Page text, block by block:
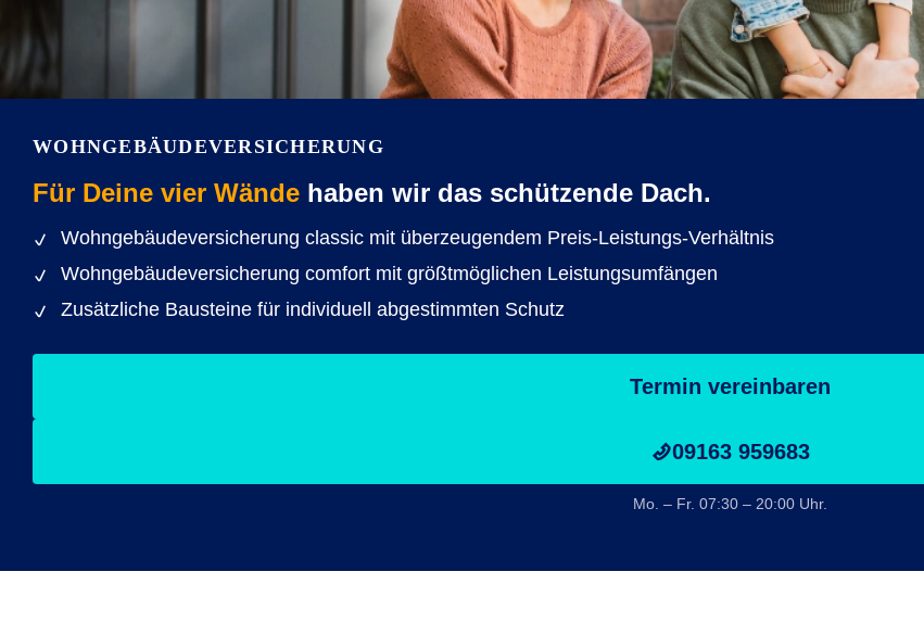
WOHNGEBÄUDE­VERSICHERUNG
Für Deine vier Wände haben wir das schützende Dach.
Wohngebäudeversicherung classic mit überzeugendem Preis-Leistungs-Verhältnis
Wohngebäudeversicherung comfort mit größtmöglichen Leistungsumfängen
Zusätzliche Bausteine für individuell abgestimmten Schutz
Termin vereinbaren
09163 959683
Mo. – Fr. 07:30 – 20:00 Uhr.